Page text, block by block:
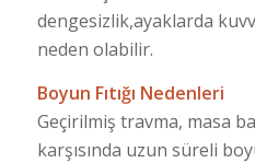
dengesizlik,ayaklarda
neden olabilir.
Boyun Fıtığı Nedenleri
Geçirilmiş travma, masa
karşısında uzun süreli